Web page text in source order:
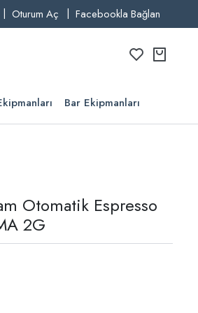
Oturum Aç Facebookla Bağlan
Bar Ekipmanları
Otomatik Espresso
2G